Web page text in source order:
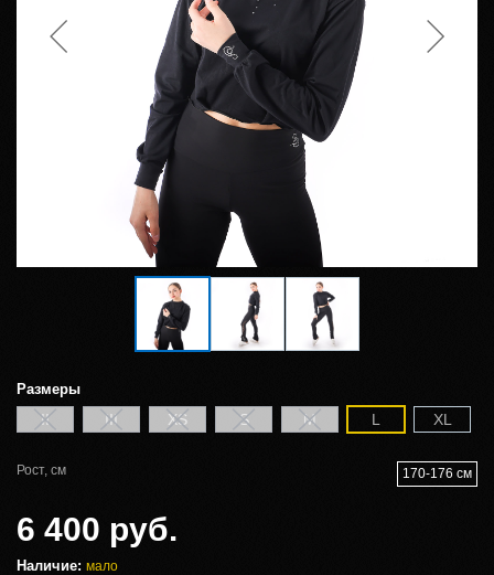
Размеры
II III XS S M L XL
Рост, см 170-176 см
6 400 руб.
Наличие: мало